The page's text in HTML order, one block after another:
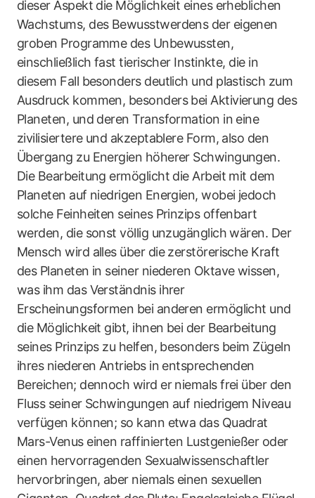
dieser Aspekt die Möglichkeit eines erheblichen
Wachstums, des Bewusstwerdens der eigenen
groben Programme des Unbewussten,
einschließlich fast tierischer Instinkte, die in
diesem Fall besonders deutlich und plastisch zum
Ausdruck kommen, besonders bei Aktivierung des
Planeten, und deren Transformation in eine
zivilisiertere und akzeptablere Form, also den
Übergang zu Energien höherer Schwingungen.
Die Bearbeitung ermöglicht die Arbeit mit dem
Planeten auf niedrigen Energien, wobei jedoch
solche Feinheiten seines Prinzips offenbart
werden, die sonst völlig unzugänglich wären. Der
Mensch wird alles über die zerstörerische Kraft
des Planeten in seiner niederen Oktave wissen,
was ihm das Verständnis ihrer
Erscheinungsformen bei anderen ermöglicht und
die Möglichkeit gibt, ihnen bei der Bearbeitung
seines Prinzips zu helfen, besonders beim Zügeln
ihres niederen Antriebs in entsprechenden
Bereichen; dennoch wird er niemals frei über den
Fluss seiner Schwingungen auf niedrigem Niveau
verfügen können; so kann etwa das Quadrat
Mars-Venus einen raffinierten Lustgenießer oder
einen hervorragenden Sexualwissenschaftler
hervorbringen, aber niemals einen sexuellen